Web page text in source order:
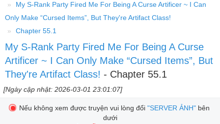
My S-Rank Party Fired Me For Being A Curse Artificer ~ I Can
Only Make “Cursed Items”, But They're Artifact Class!
Chapter 55.1
My S-Rank Party Fired Me For Being A Curse
Artificer ~ I Can Only Make “Cursed Items”, But
They're Artifact Class! - Chapter 55.1
[Ngày cập nhật: 2026-03-01 23:01:07]
Nếu không xem được truyện vui lòng đổi "SERVER ẢNH"bên
dưới